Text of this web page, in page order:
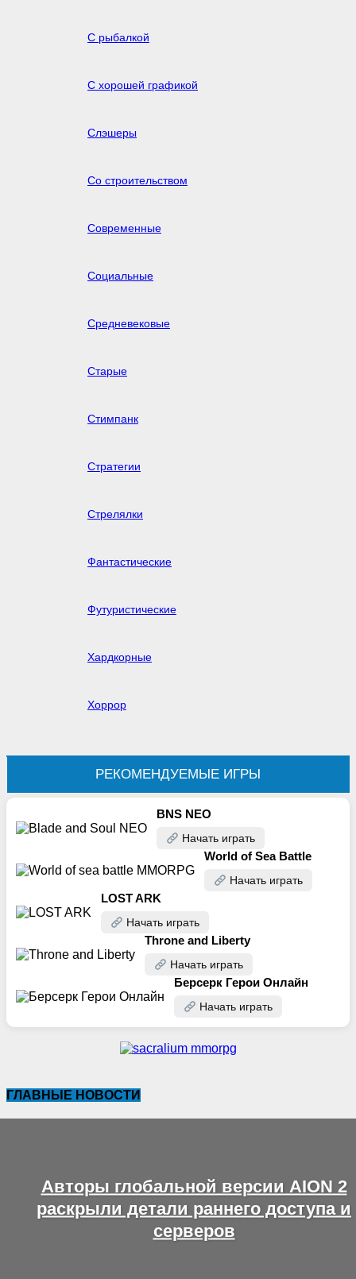
С рыбалкой
С хорошей графикой
Слэшеры
Со строительством
Современные
Социальные
Средневековые
Старые
Стимпанк
Стратегии
Стрелялки
Фантастические
Футуристические
Хардкорные
Хоррор
РЕКОМЕНДУЕМЫЕ ИГРЫ
BNS NEO
Начать играть
World of Sea Battle
Начать играть
LOST ARK
Начать играть
Throne and Liberty
Начать играть
Берсерк Герои Онлайн
Начать играть
ГЛАВНЫЕ НОВОСТИ
Авторы глобальной версии AION 2
раскрыли детали раннего доступа и
серверов